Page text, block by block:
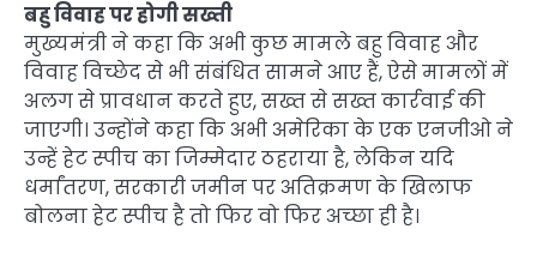
बहु विवाह पर होगी सख्ती
मुख्यमंत्री ने कहा कि अभी कुछ मामले बहु विवाह और
विवाह विच्छेद से भी संबंधित सामने आए हैं, ऐसे मामलों में
अलग से प्रावधान करते हुए, सख्त से सख्त कार्रवाई की
जाएगी। उन्होंने कहा कि अभी अमेरिका के एक एनजीओ ने
उन्हें हेट स्पीच का जिम्मेदार ठहराया है, लेकिन यदि
धर्मांतरण, सरकारी जमीन पर अतिक्रमण के खिलाफ
बोलना हेट स्पीच है तो फिर वो फिर अच्छा ही है।